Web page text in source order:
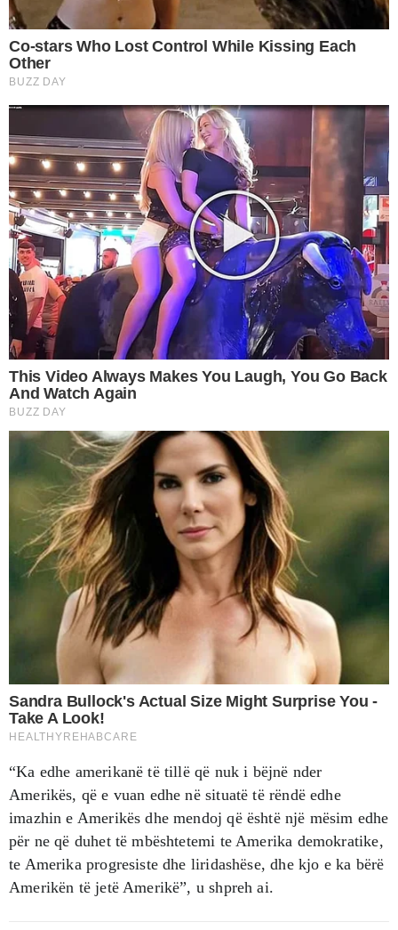
“Ka edhe amerikanë të tillë që nuk i bëjnë nder
Amerikës, që e vuan edhe në situatë të rëndë edhe
imazhin e Amerikës dhe mendoj që është një mësim edhe
për ne që duhet të mbështetemi te Amerika demokratike,
te Amerika progresiste dhe liridashëse, dhe kjo e ka bërë
Amerikën të jetë Amerikë”, u shpreh ai.